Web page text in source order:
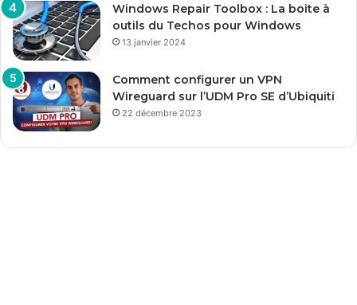
Windows Repair Toolbox : La boite à
outils du Techos pour Windows
13 janvier 2024
Comment configurer un VPN
Wireguard sur l’UDM Pro SE d’Ubiquiti
22 décembre 2023